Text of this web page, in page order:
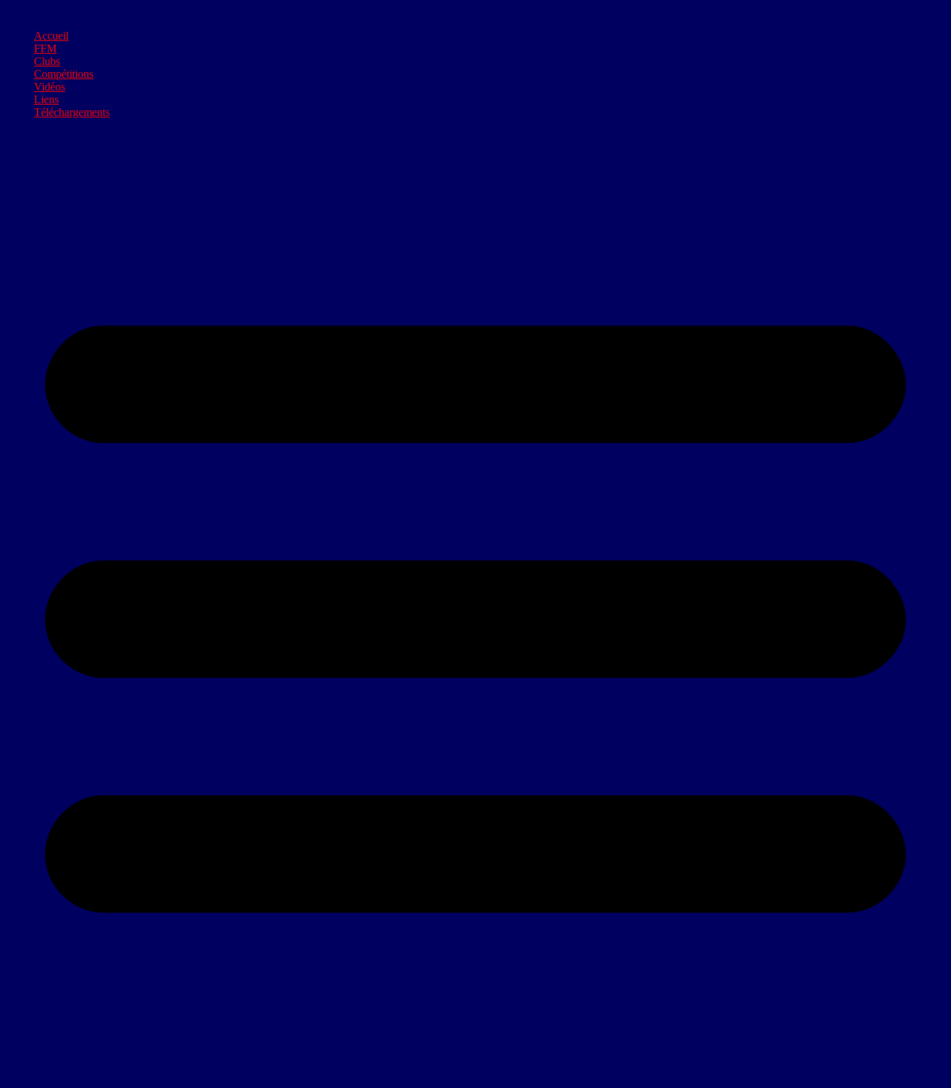
Accueil
FFM
Clubs
Compétitions
Vidéos
Liens
Téléchargements